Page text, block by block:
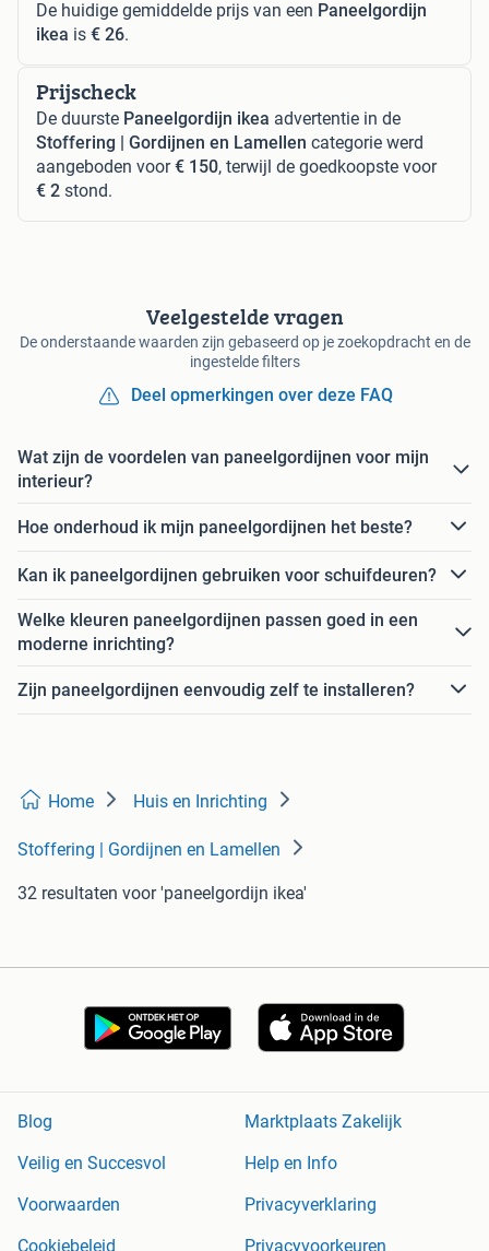
De huidige gemiddelde prijs van een Paneelgordijn
ikea is € 26.
Prijscheck
De duurste Paneelgordijn ikea advertentie in de
Stoffering | Gordijnen en Lamellen categorie werd
aangeboden voor€ 150, terwijl de goedkoopste voor
€ 2 stond.
Veelgestelde vragen
De onderstaande waarden zijn gebaseerd op je zoekopdracht en de
ingestelde filters
Deel opmerkingen over deze FAQ
Wat zijn de voordelen van paneelgordijnen voor mijn
interieur?
Hoe onderhoud ik mijn paneelgordijnen het beste?
Kan ik paneelgordijnen gebruiken voor schuifdeuren?
Welke kleuren paneelgordijnen passen goed in een
moderne inrichting?
Zijn paneelgordijnen eenvoudig zelf te installeren?
Home Huis en Inrichting
Stoffering | Gordijnen en Lamellen
32 resultaten voor 'paneelgordijn ikea'
Blog
Marktplaats Zakelijk
Veilig en Succesvol
Help en Info
Voorwaarden
Privacyverklaring
Cookiebeleid
Privacyvoorkeuren